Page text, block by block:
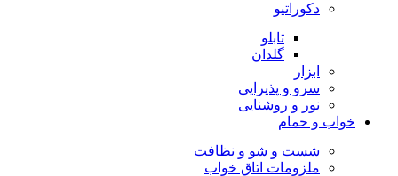
دکوراتیو
تابلو
گلدان
ابزار
سرو و پذیرایی
نور و روشنایی
خواب و حمام
شست و شو و نظافت
ملزومات اتاق خواب